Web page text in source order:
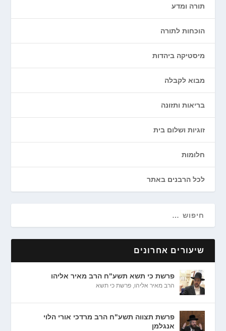
תורה ומדע
הוכחות לתורה
מיסטיקה ביהדות
מבוא לקבלה
בריאות ותזונה
זוגיות ושלום בית
חלומות
לכל הרבנים באתר
שיעורים אחרונים
פרשת כי תשא תשע"ח הרב מאיר אליהו
הרב מאיר אליהו,פרשת כי תשא
פרשת תצווה תשע"ח הרב מרדכי אורי הלוי
אנגלמן